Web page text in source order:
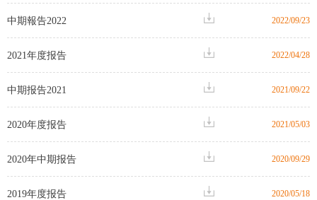
2022/09/23
中期報告2022
2022/04/28
2021年度报告
2021/09/22
中期报告2021
2021/05/03
2020年度报告
2020/09/29
2020年中期报告
2020/05/18
2019年度报告